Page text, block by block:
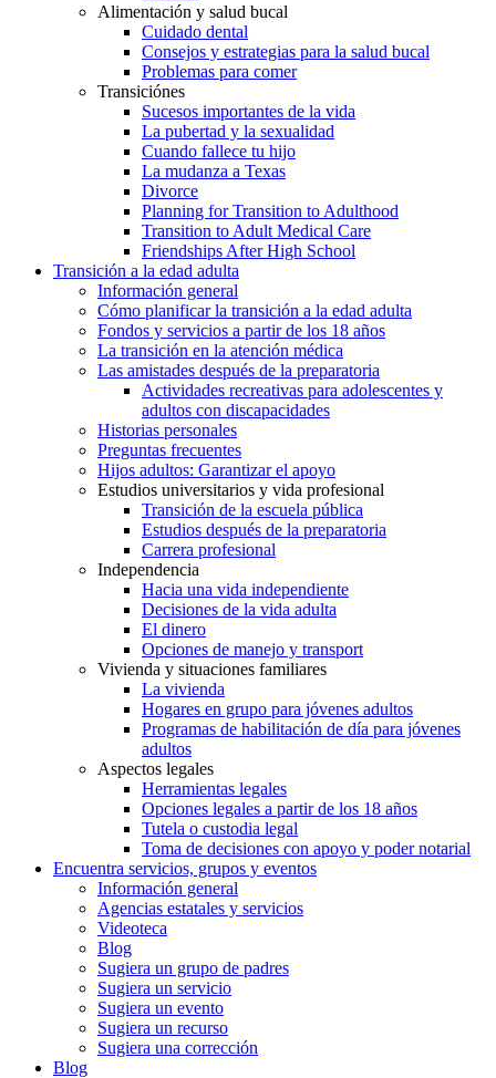
Alimentación y salud bucal
Cuidado dental
Consejos y estrategias para la salud bucal
Problemas para comer
Transiciónes
Sucesos importantes de la vida
La pubertad y la sexualidad
Cuando fallece tu hijo
La mudanza a Texas
Divorce
Planning for Transition to Adulthood
Transition to Adult Medical Care
Friendships After High School
Transición a la edad adulta
Información general
Cómo planificar la transición a la edad adulta
Fondos y servicios a partir de los 18 años
La transición en la atención médica
Las amistades después de la preparatoria
Actividades recreativas para adolescentes y
adultos con discapacidades
Historias personales
Preguntas frecuentes
Hijos adultos: Garantizar el apoyo
Estudios universitarios y vida profesional
Transición de la escuela pública
Estudios después de la preparatoria
Carrera profesional
Independencia
Hacia una vida independiente
Decisiones de la vida adulta
El dinero
Opciones de manejo y transport
Vivienda y situaciones familiares
La vivienda
Hogares en grupo para jóvenes adultos
Programas de habilitación de día para jóvenes
adultos
Aspectos legales
Herramientas legales
Opciones legales a partir de los 18 años
Tutela o custodia legal
Toma de decisiones con apoyo y poder notarial
Encuentra servicios, grupos y eventos
Información general
Agencias estatales y servicios
Videoteca
Blog
Sugiera un grupo de padres
Sugiera un servicio
Sugiera un evento
Sugiera un recurso
Sugiera una corrección
Blog